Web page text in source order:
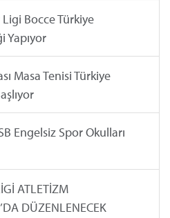
Bocce Türkiye
Yapıyor
Masa Tenisi Türkiye
Engelsiz Spor Okulları
ATLETİZM
DÜZENLENECEK